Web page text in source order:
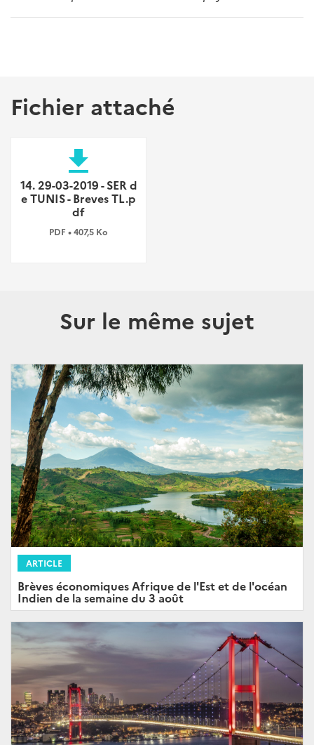
Fichier attaché
file_download
14. 29-03-2019 - SER d
e TUNIS - Breves TL.p
df
PDF • 407,5 Ko
Sur le même sujet
ARTICLE
Brèves économiques Afrique de l'Est et de l'océan
Indien de la semaine du 3 août